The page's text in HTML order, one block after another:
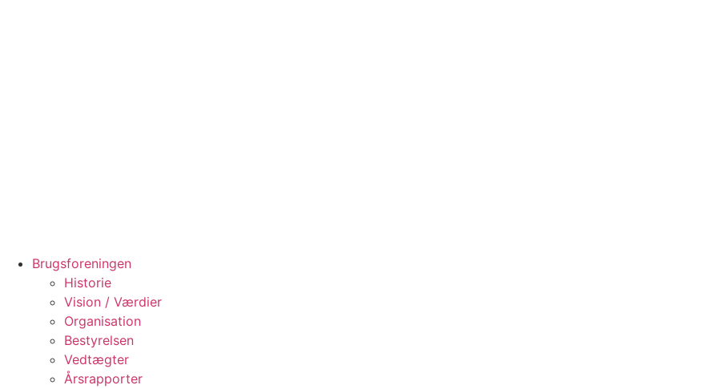
Brugsforeningen
Historie
Vision / Værdier
Organisation
Bestyrelsen
Vedtægter
Årsrapporter